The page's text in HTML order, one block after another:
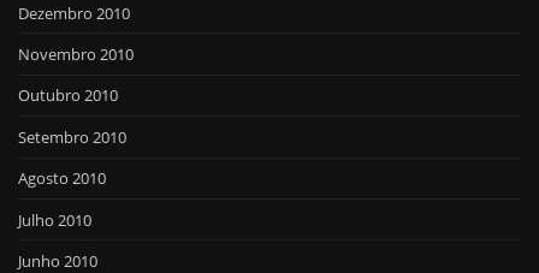
Dezembro 2010
Novembro 2010
Outubro 2010
Setembro 2010
Agosto 2010
Julho 2010
Junho 2010